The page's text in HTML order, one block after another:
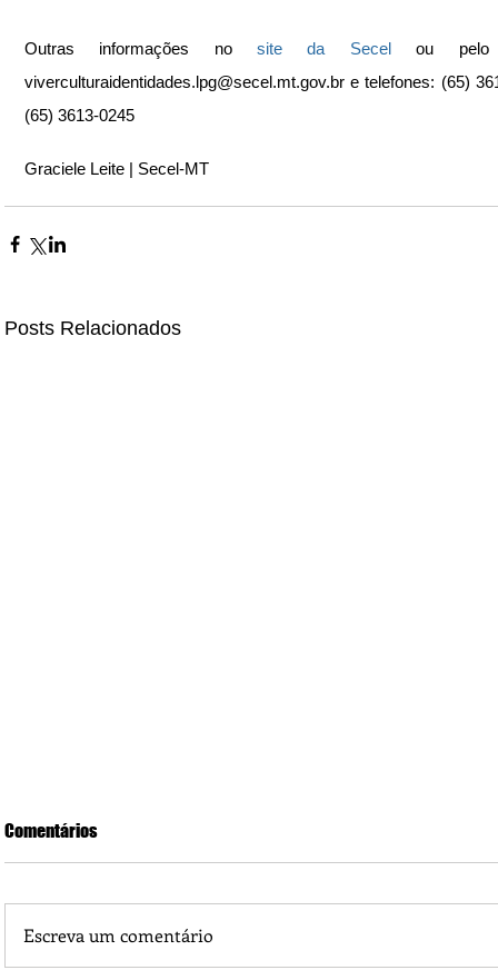
Outras informações no site da Secel
ou pelo
viverculturaidentidades.lpg@secel.mt.gov.br e telefones: (65)
(65) 3613-0245
Graciele Leite | Secel-MT
Posts Relacionados
Comentários
Escreva um comentário